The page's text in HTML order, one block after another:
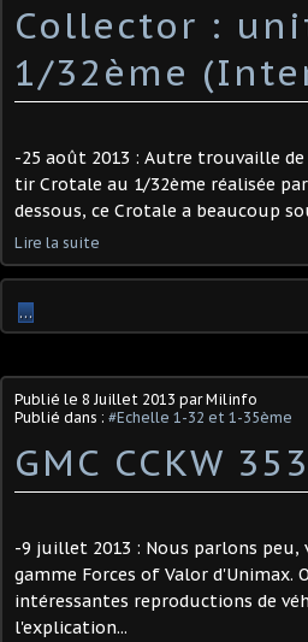
Collector :
1/32ème
-25 août 2013 : Autre trouvaille
tir Crotale au 1/32ème réalisée
dessous, ce Crotale a beaucoup
Lire la suite
…
Publié le 8 Juillet 2013 par Milinfo
Publié dans : #Echelle 1-32 et 1-35ème
GMC CCKW
-9 juillet 2013 : Nous parlons
gamme Forces of Valor
intéressantes reproductions de
l'explication...